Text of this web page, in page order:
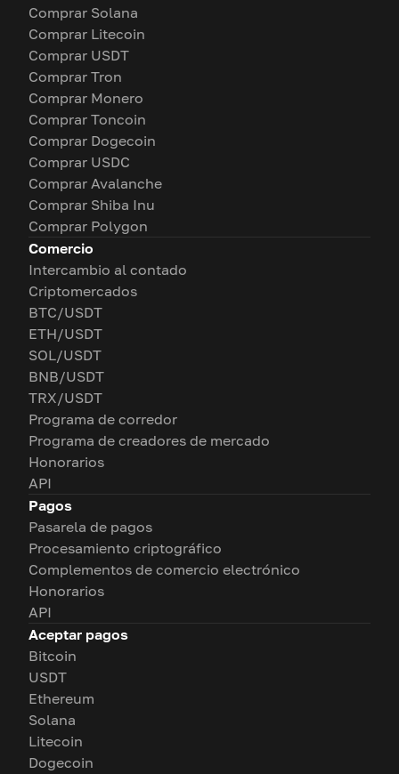
Comprar Solana
Comprar Litecoin
Comprar USDT
Comprar Tron
Comprar Monero
Comprar Toncoin
Comprar Dogecoin
Comprar USDC
Comprar Avalanche
Comprar Shiba Inu
Comprar Polygon
Comercio
Intercambio al contado
Criptomercados
BTC/USDT
ETH/USDT
SOL/USDT
BNB/USDT
TRX/USDT
Programa de corredor
Programa de creadores de mercado
Honorarios
API
Pagos
Pasarela de pagos
Procesamiento criptográfico
Complementos de comercio electrónico
Honorarios
API
Aceptar pagos
Bitcoin
USDT
Ethereum
Solana
Litecoin
Dogecoin